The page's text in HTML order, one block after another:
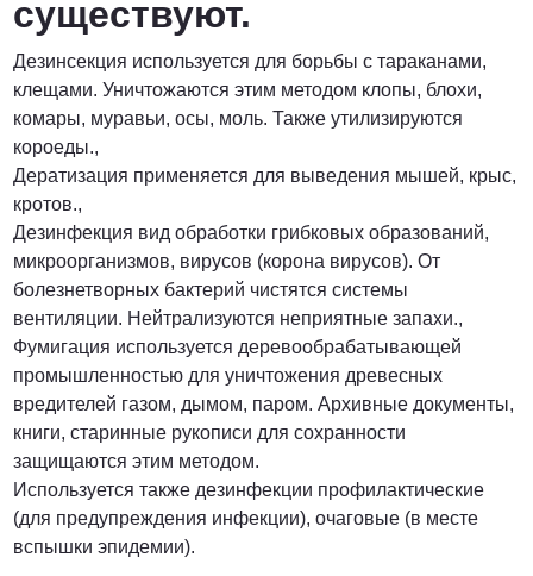
существуют.
Дезинсекция используется для борьбы с тараканами,
клещами. Уничтожаются этим методом клопы, блохи,
комары, муравьи, осы, моль. Также утилизируются
короеды.,
Дератизация применяется для выведения мышей, крыс,
кротов.,
Дезинфекция вид обработки грибковых образований,
микроорганизмов, вирусов (корона вирусов). От
болезнетворных бактерий чистятся системы
вентиляции. Нейтрализуются неприятные запахи.,
Фумигация используется деревообрабатывающей
промышленностью для уничтожения древесных
вредителей газом, дымом, паром. Архивные документы,
книги, старинные рукописи для сохранности
защищаются этим методом.
Используется также дезинфекции профилактические
(для предупреждения инфекции), очаговые (в месте
вспышки эпидемии).